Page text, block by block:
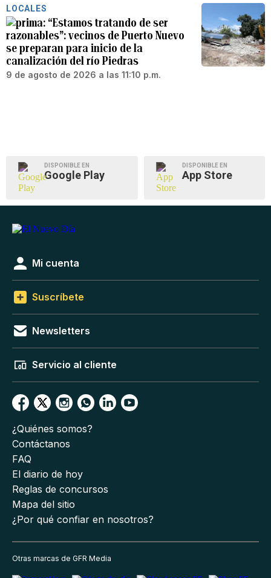
LOCALES
“Estamos tratando de ser
razonables”: vecinos de Puerto Nuevo
se preparan para inicio de la
canalización del río Piedras
9 de agosto de 2026 a las 11:10 p.m.
DISPONIBLE EN
Google Play
DISPONIBLE EN
App Store
Mi cuenta
Suscríbete
Newsletters
Servicio al cliente
¿Quiénes somos?
Contáctanos
FAQ
El diario de hoy
Reglas de concursos
Mapa del sitio
¿Por qué confiar en nosotros?
Otras marcas de GFR Media